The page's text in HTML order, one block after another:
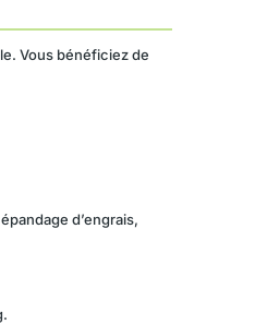
Vous bénéficiez de
d’engrais,